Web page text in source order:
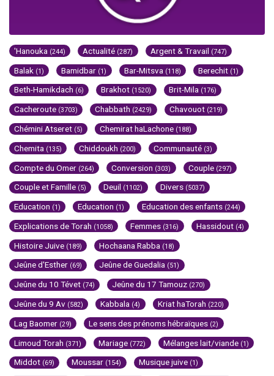
'Hanouka (244) Actualité (287) Argent & Travail (747)
Balak (1) Bamidbar (1) Bar-Mitsva (118) Berechit (1)
Beth-Hamikdach (6) Brakhot (1520) Brit-Mila (176)
Cacheroute (3703) Chabbath (2429) Chavouot (219)
Chémini Atseret (5) Chemirat haLachone (188)
Chemita (135) Chiddoukh (200) Communauté (3)
Compte du Omer (264) Conversion (303) Couple (297)
Couple et Famille (5) Deuil (1102) Divers (5037)
Education (1) Education (1) Education des enfants (244)
Explications de Torah (1058) Femmes (316) Hassidout (4)
Histoire Juive (189) Hochaana Rabba (18)
Jeûne d'Esther (69) Jeûne de Guedalia (51)
Jeûne du 10 Tévet (74) Jeûne du 17 Tamouz (270)
Jeûne du 9 Av (582) Kabbala (4) Kriat haTorah (220)
Lag Baomer (29) Le sens des prénoms hébraïques (2)
Limoud Torah (371) Mariage (772) Mélanges lait/viande (1)
Middot (69) Moussar (154) Musique juive (1)